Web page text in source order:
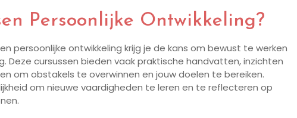
Persoonlijke Ontwikkeling?
persoonlijke ontwikkeling krijg je de kans om bewust te werken
Deze cursussen bieden vaak praktische handvatten, inzichten
om obstakels te overwinnen en jouw doelen te bereiken.
om nieuwe vaardigheden te leren en te reflecteren op